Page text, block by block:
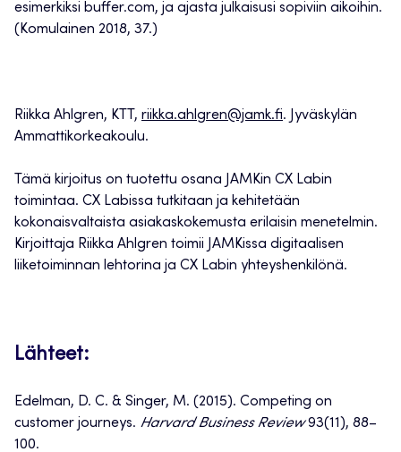
esimerkiksi buffer.com, ja ajasta julkaisusi sopiviin aikoihin.
(Komulainen 2018, 37.)
Riikka Ahlgren, KTT, riikka.ahlgren@jamk.fi. Jyväskylän
Ammattikorkeakoulu.
Tämä kirjoitus on tuotettu osana JAMKin CX Labin
toimintaa. CX Labissa tutkitaan ja kehitetään
kokonaisvaltaista asiakaskokemusta erilaisin menetelmin.
Kirjoittaja Riikka Ahlgren toimii JAMKissa digitaalisen
liiketoiminnan lehtorina ja CX Labin yhteyshenkilönä.
Lähteet:
Edelman, D. C. & Singer, M. (2015). Competing on
customer journeys. Harvard Business Review93(11), 88–
100.